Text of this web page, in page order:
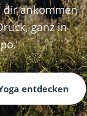
dir ankommen
ganz in
entdecken